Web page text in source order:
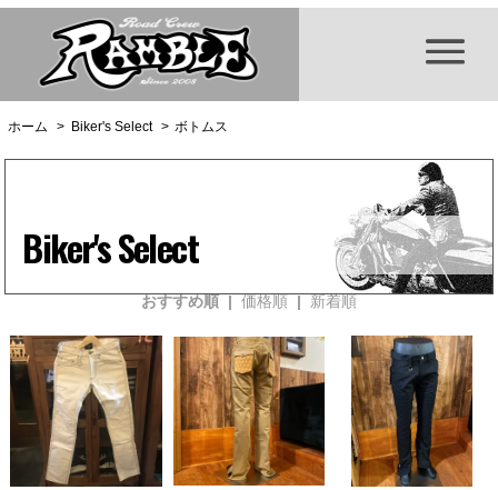
ホーム > Biker's Select > ボトムス
Biker's Select
おすすめ順 | 価格順 | 新着順